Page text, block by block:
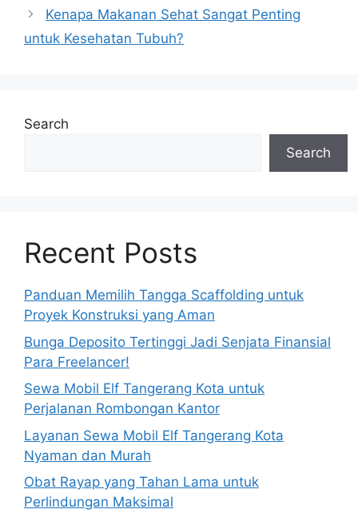
Kenapa Makanan Sehat Sangat Penting
untuk Kesehatan Tubuh?
Search
Search
Recent Posts
Panduan Memilih Tangga Scaffolding untuk
Proyek Konstruksi yang Aman
Bunga Deposito Tertinggi Jadi Senjata Finansial
Para Freelancer!
Sewa Mobil Elf Tangerang Kota untuk
Perjalanan Rombongan Kantor
Layanan Sewa Mobil Elf Tangerang Kota
Nyaman dan Murah
Obat Rayap yang Tahan Lama untuk
Perlindungan Maksimal